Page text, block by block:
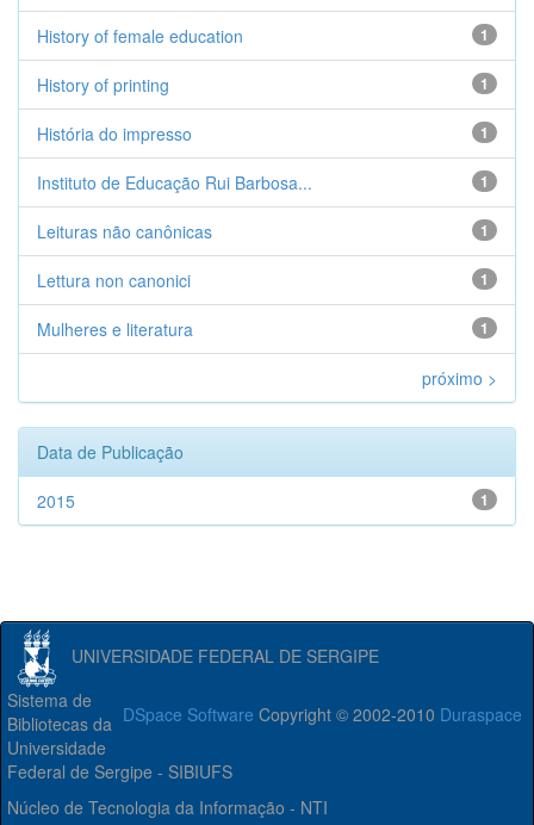
1
History of female education
1
History of printing
1
História do impresso
1
Instituto de Educação Rui Barbosa...
1
Leituras não canônicas
1
Lettura non canonici
1
Mulheres e literatura
próximo >
Data de Publicação
1
2015
UNIVERSIDADE FEDERAL DE SERGIPE
DSpace Software Copyright © 2002-2010 Duraspace
Sistema de
Bibliotecas da
Universidade
Federal de Sergipe - SIBIUFS
Núcleo de Tecnologia da Informação - NTI